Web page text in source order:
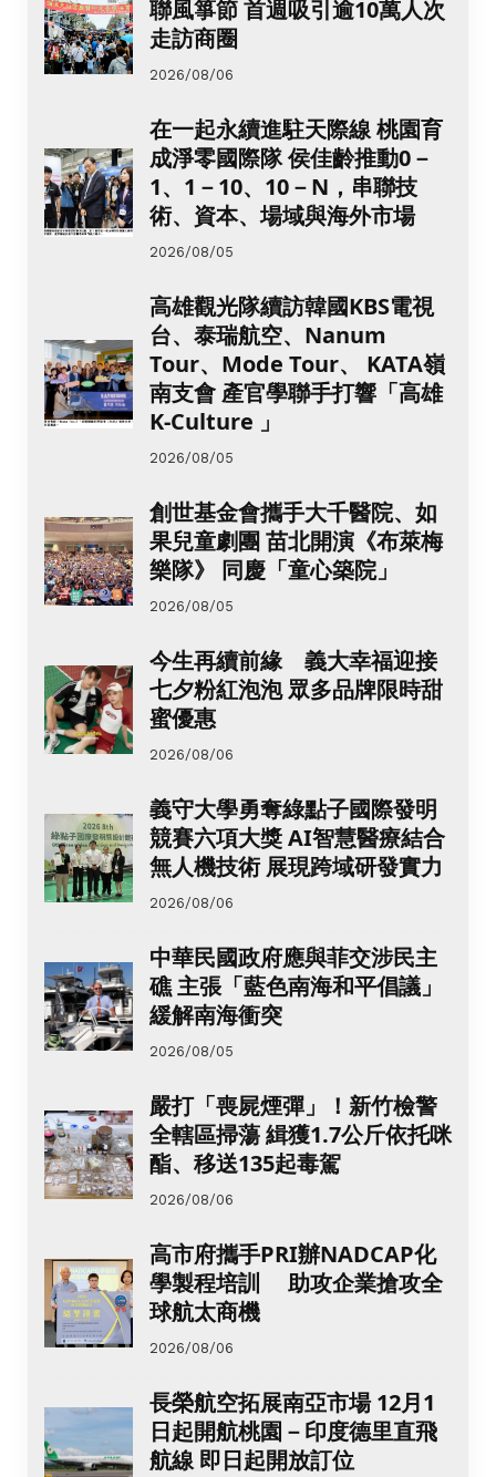
聯風箏節 首週吸引逾10萬人次
走訪商圈
2026/08/06
在一起永續進駐天際線 桃園育
成淨零國際隊 侯佳齡推動0－
1、1－10、10－N，串聯技
術、資本、場域與海外市場
2026/08/05
高雄觀光隊續訪韓國KBS電視
台、泰瑞航空、Nanum
Tour、Mode Tour、 KATA嶺
南支會 產官學聯手打響「高雄
K-Culture 」
2026/08/05
創世基金會攜手大千醫院、如
果兒童劇團 苗北開演《布萊梅
樂隊》 同慶「童心築院」
2026/08/05
今生再續前緣 義大幸福迎接
七夕粉紅泡泡 眾多品牌限時甜
蜜優惠
2026/08/06
義守大學勇奪綠點子國際發明
競賽六項大獎 AI智慧醫療結合
無人機技術 展現跨域研發實力
2026/08/06
中華民國政府應與菲交涉民主
礁 主張「藍色南海和平倡議」
緩解南海衝突
2026/08/05
嚴打「喪屍煙彈」！新竹檢警
全轄區掃蕩 緝獲1.7公斤依托咪
酯、移送135起毒駕
2026/08/06
高市府攜手PRI辦NADCAP化
學製程培訓 助攻企業搶攻全
球航太商機
2026/08/06
長榮航空拓展南亞市場 12月1
日起開航桃園－印度德里直飛
航線 即日起開放訂位